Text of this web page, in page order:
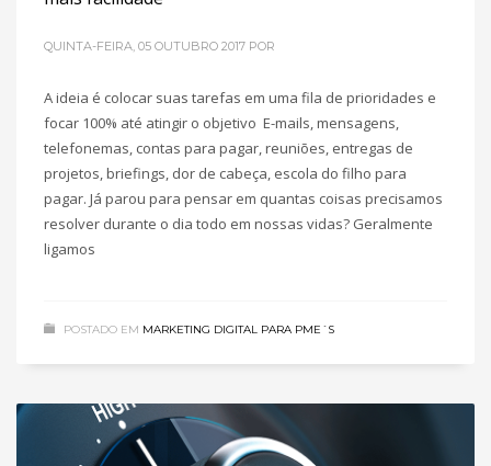
QUINTA-FEIRA, 05 OUTUBRO 2017 POR
A ideia é colocar suas tarefas em uma fila de prioridades e
focar 100% até atingir o objetivo E-mails, mensagens,
telefonemas, contas para pagar, reuniões, entregas de
projetos, briefings, dor de cabeça, escola do filho para
pagar. Já parou para pensar em quantas coisas precisamos
resolver durante o dia todo em nossas vidas? Geralmente
ligamos
POSTADO EM MARKETING DIGITAL PARA PME´S